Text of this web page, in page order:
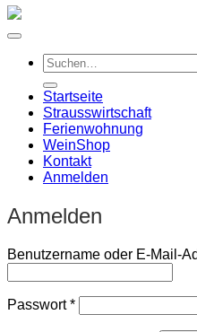
Suchen
nach:
Startseite
Strausswirtschaft
Ferienwohnung
WeinShop
Kontakt
Anmelden
Anmelden
Benutzername oder E-Mail-
Passwort*Erforderlich